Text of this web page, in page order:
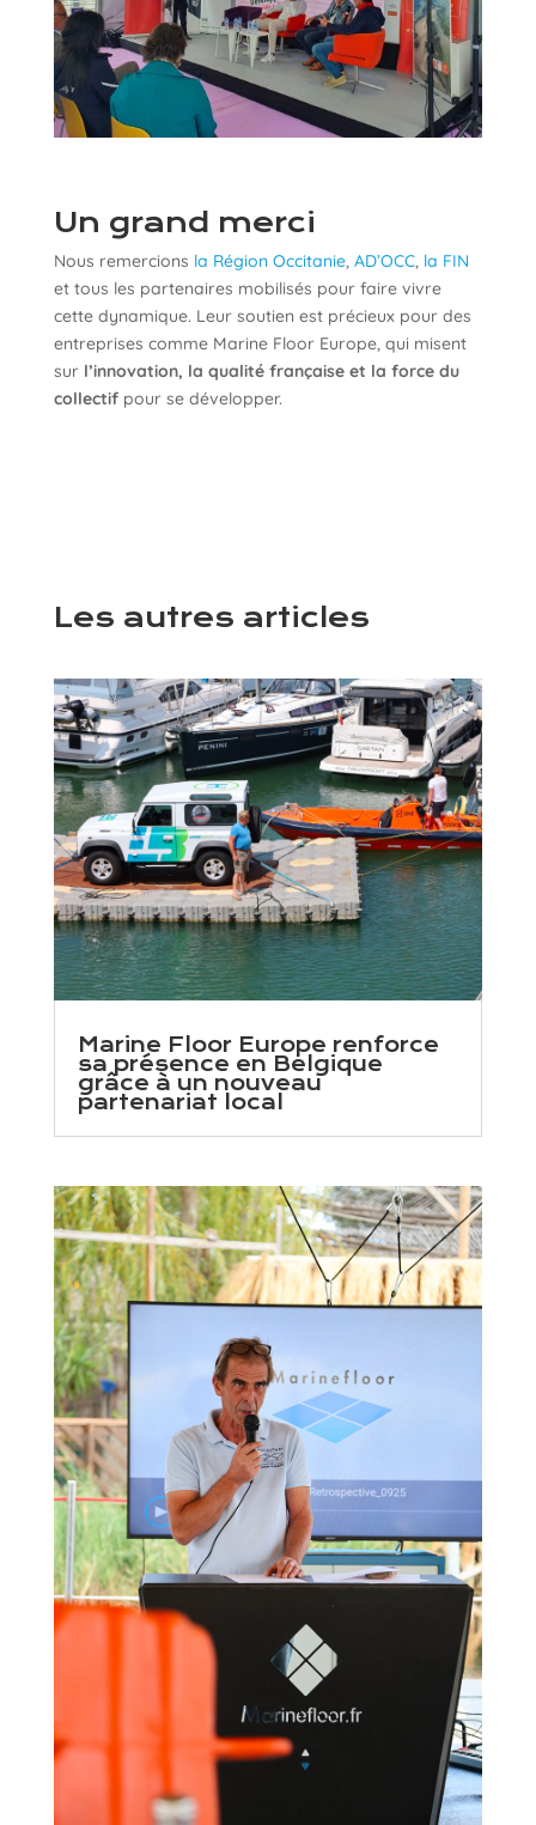
Un grand merci
Nous remercions la Région Occitanie, AD’OCC, la FIN
et tous les partenaires mobilisés pour faire vivre
cette dynamique. Leur soutien est précieux pour des
entreprises comme Marine Floor Europe, qui misent
sur l’innovation, la qualité française et la force du
collectifpour se développer.
Les autres articles
Marine Floor Europe renforce
sa présence en Belgique
grâce à un nouveau
partenariat local